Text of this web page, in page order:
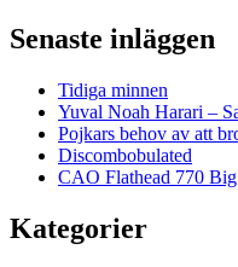
Senaste inläggen
Tidiga minnen
Yuval Noah Harari –
Pojkars behov av att
Discombobulated
CAO Flathead 770
Kategorier